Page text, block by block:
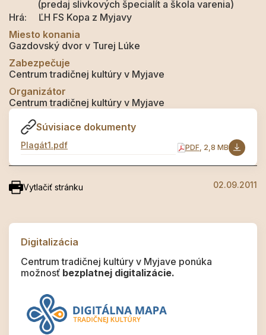
(predaj slivkových špecialít a škola varenia)
Hrá: ĽH FS Kopa z Myjavy
Miesto konania
Gazdovský dvor v Turej Lúke
Zabezpečuje
Centrum tradičnej kultúry v Myjave
Organizátor
Centrum tradičnej kultúry v Myjave
Súvisiace dokumenty
Plagát1.pdf PDF , 2,8 MB
Vytlačiť stránku 02.09.2011
Digitalizácia
Centrum tradičnej kultúry v Myjave ponúka
možnosť bezplatnej digitalizácie.